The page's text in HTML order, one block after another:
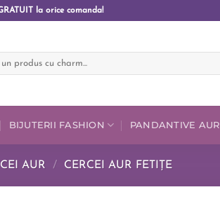
la orice comanda!
BIJUTERII FASHION PANDANTIVE AUR
AUR / CERCEI AUR FETIȚE